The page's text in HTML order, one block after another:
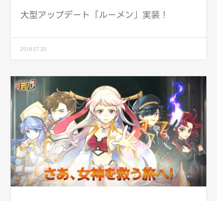
大型アップデート「ルーメン」実装！
2018.07.20